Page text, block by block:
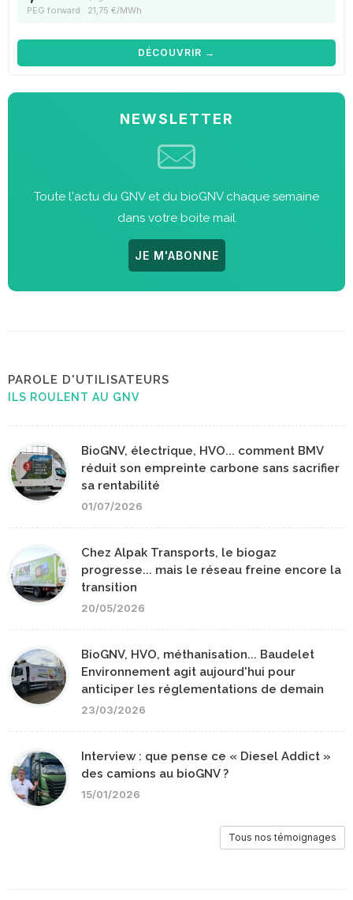
PEG forward : 21,75 €/MWh
DÉCOUVRIR →
NEWSLETTER
Toute l'actu du GNV et du bioGNV chaque semaine
dans votre boite mail
JE M'ABONNE
PAROLE D'UTILISATEURS
ILS ROULENT AU GNV
BioGNV, électrique, HVO... comment BMV
réduit son empreinte carbone sans sacrifier
sa rentabilité
01/07/2026
Chez Alpak Transports, le biogaz
progresse... mais le réseau freine encore la
transition
20/05/2026
BioGNV, HVO, méthanisation... Baudelet
Environnement agit aujourd'hui pour
anticiper les réglementations de demain
23/03/2026
Interview : que pense ce « Diesel Addict »
des camions au bioGNV ?
15/01/2026
Tous nos témoignages